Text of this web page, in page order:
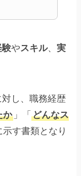
験やスキル、実
し、職務経歴
か 」「どんなス
示す書類となり